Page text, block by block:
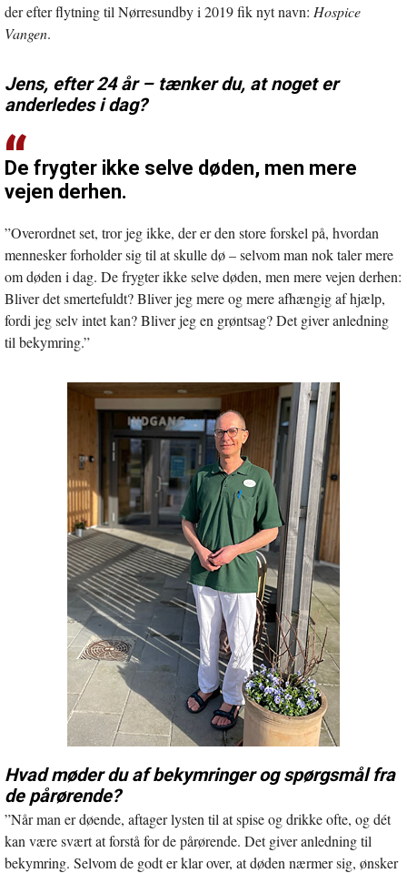
der efter flytning til Nørresundby i 2019 fik nyt navn: Hospice
Vangen.
Jens, efter 24 år – tænker du, at noget er
anderledes i dag?
De frygter ikke selve døden, men mere
vejen derhen.
”Overordnet set, tror jeg ikke, der er den store forskel på, hvordan
mennesker forholder sig til at skulle dø – selvom man nok taler mere
om døden i dag. De frygter ikke selve døden, men mere vejen derhen:
Bliver det smertefuldt? Bliver jeg mere og mere afhængig af hjælp,
fordi jeg selv intet kan? Bliver jeg en grøntsag? Det giver anledning
til bekymring.”
Hvad møder du af bekymringer og spørgsmål fra
de pårørende?
”Når man er døende, aftager lysten til at spise og drikke ofte, og dét
kan være svært at forstå for de pårørende. Det giver anledning til
bekymring. Selvom de godt er klar over, at døden nærmer sig, ønsker